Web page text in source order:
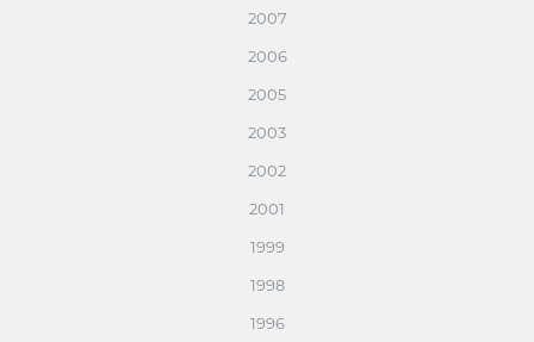
2007
2006
2005
2003
2002
2001
1999
1998
1996